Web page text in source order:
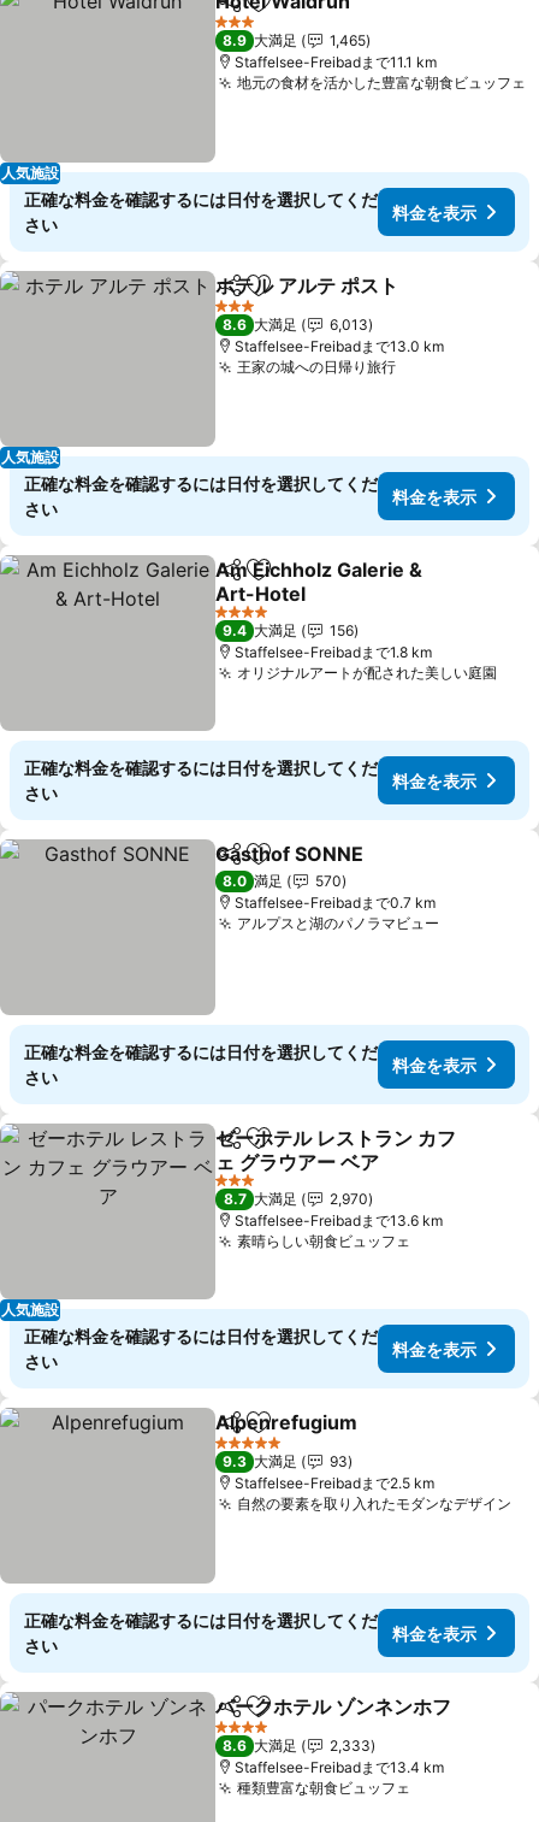
人気施設
シェアお気に入りに追加
3 ホテルのランク
8.9 大満足
1,465
Staffelsee-Freibadまで11.1 km
地元の食材を活かした豊富な朝食ビュッフェ
正確な料金を確認するには日付を選択してくだ
さい
料金を表示
人気施設
シェアお気に入りに追加
ホテル アルテ ポスト
3 ホテルのランク
8.6 大満足
6,013
Staffelsee-Freibadまで13.0 km
王家の城への日帰り旅行
正確な料金を確認するには日付を選択してくだ
さい
料金を表示
シェアお気に入りに追加
Am Eichholz Galerie &
Art-Hotel
4 ホテルのランク
9.4 大満足
156
Staffelsee-Freibadまで1.8 km
オリジナルアートが配された美しい庭園
正確な料金を確認するには日付を選択してくだ
さい
料金を表示
シェアお気に入りに追加
Gasthof SONNE
8.0 満足
570
Staffelsee-Freibadまで0.7 km
アルプスと湖のパノラマビュー
正確な料金を確認するには日付を選択してくだ
さい
料金を表示
人気施設
シェアお気に入りに追加
ゼーホテル レストラン カフ
ェ グラウアー ベア
3 ホテルのランク
8.7 大満足
2,970
Staffelsee-Freibadまで13.6 km
素晴らしい朝食ビュッフェ
正確な料金を確認するには日付を選択してくだ
さい
料金を表示
シェアお気に入りに追加
Alpenrefugium
5 ホテルのランク
9.3 大満足
93
Staffelsee-Freibadまで2.5 km
自然の要素を取り入れたモダンなデザイン
正確な料金を確認するには日付を選択してくだ
さい
料金を表示
シェアお気に入りに追加
パークホテル ゾンネンホフ
4 ホテルのランク
8.6 大満足
2,333
Staffelsee-Freibadまで13.4 km
種類豊富な朝食ビュッフェ